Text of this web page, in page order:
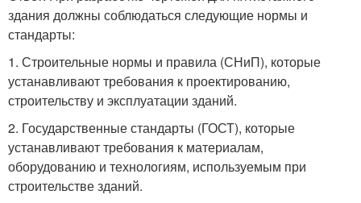
здания должны соблюдаться следующие нормы и
стандарты:
1. Строительные нормы и правила (СНиП), которые
устанавливают требования к проектированию,
строительству и эксплуатации зданий.
2. Государственные стандарты (ГОСТ), которые
устанавливают требования к материалам,
оборудованию и технологиям, используемым при
строительстве зданий.